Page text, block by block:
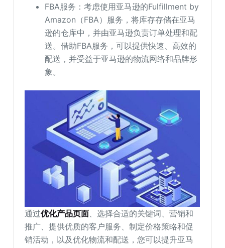
FBA服务：考虑使用亚马逊的Fulfillment by
Amazon（FBA）服务，将库存存储在亚马
逊的仓库中，并由亚马逊负责订单处理和配
送。借助FBA服务，可以提供快速、高效的
配送，并受益于亚马逊的物流网络和品牌形
象。
通过优化产品页面、选择合适的关键词、营销和
推广、提供优质的客户服务、制定价格策略和促
销活动，以及优化物流和配送，您可以提升亚马